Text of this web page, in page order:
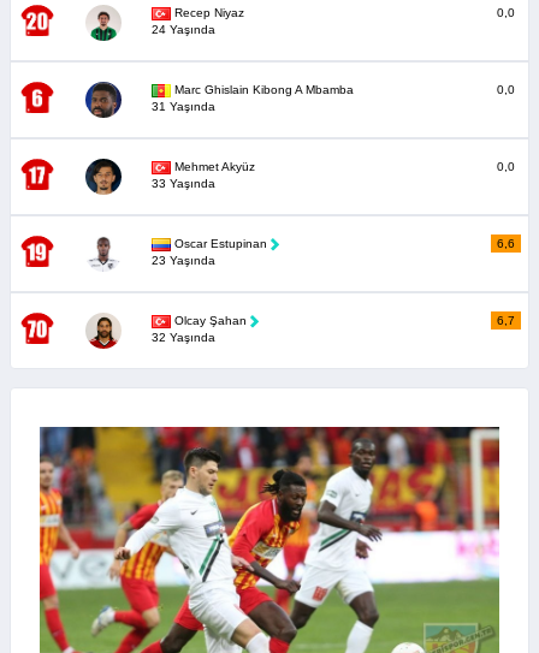
Recep Niyaz
24 Yaşında
0,0
Marc Ghislain Kibong A Mbamba
31 Yaşında
0,0
Mehmet Akyüz
33 Yaşında
0,0
Oscar Estupinan
23 Yaşında
6,6
Olcay Şahan
32 Yaşında
6,7